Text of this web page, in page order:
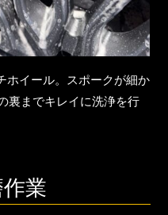
ホイール。スポークが細か
裏までキレイに洗浄を行
業